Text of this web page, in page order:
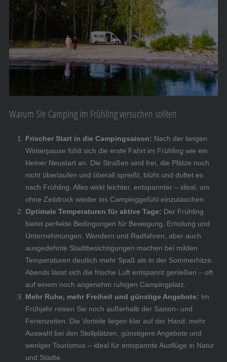
Warum Sie Camping im Frühling versuchen sollten
Frischer Start in die Campingsaison: Nach der langen
Winterpause fühlt sich die erste Fahrt im Frühling wie ein
kleiner Neustart an. Die Straßen sind frei, die Plätze noch
nicht überlaufen und überall sprießt, blüht und duftet es
nach Frühling. Alles wirkt leichter, entspannter – ideal, um
ohne Zeitdruck wieder ins Campinggefühl einzutauchen.
Optimale Temperaturen für aktive Tage: Der Frühling
bietet perfekte Bedingungen für Bewegung, Erholung und
Unternehmungen. Wandern und Radfahren, aber auch
ausgedehnte Stadtbesichtigungen machen bei milden
Temperaturen deutlich mehr Spaß als in der Sommerhitze.
Abends lässt sich die frische Luft entspannt genießen – oft
auf einem noch angenehm ruhigen Campingplatz.
Mehr Ruhe, mehr Freiheit und günstige Angebote: Im
Frühjahr reisen Sie noch außerhalb der Saison- und
Ferienzeiten. Die Vorteile liegen klar auf der Hand: mehr
Auswahl bei den Stellplätzen, günstigere Angebote und
weniger Tourismus – ideal für entspannte Ausflüge in Natur
und Städte.